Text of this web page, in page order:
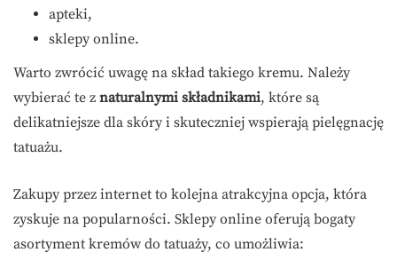
apteki,
sklepy online.
Warto zwrócić uwagę na skład takiego kremu. Należy
wybierać te z naturalnymi składnikami, które są
delikatniejsze dla skóry i skuteczniej wspierają pielęgnację
tatuażu.
Zakupy przez internet to kolejna atrakcyjna opcja, która
zyskuje na popularności. Sklepy online oferują bogaty
asortyment kremów do tatuaży, co umożliwia: